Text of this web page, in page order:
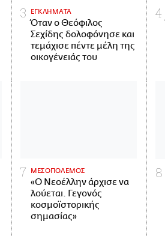
ΕΓΚΛΗΜΑΤΑ
Όταν ο Θεόφιλος
Σεχίδης δολοφόνησε και
τεμάχισε πέντε μέλη της
οικογένειάς του
ΜΕΣΟΠΟΛΕΜΟΣ
«Ο Νεοέλλην άρχισε να
λούεται. Γεγονός
κοσμοϊστορικής
σημασίας»